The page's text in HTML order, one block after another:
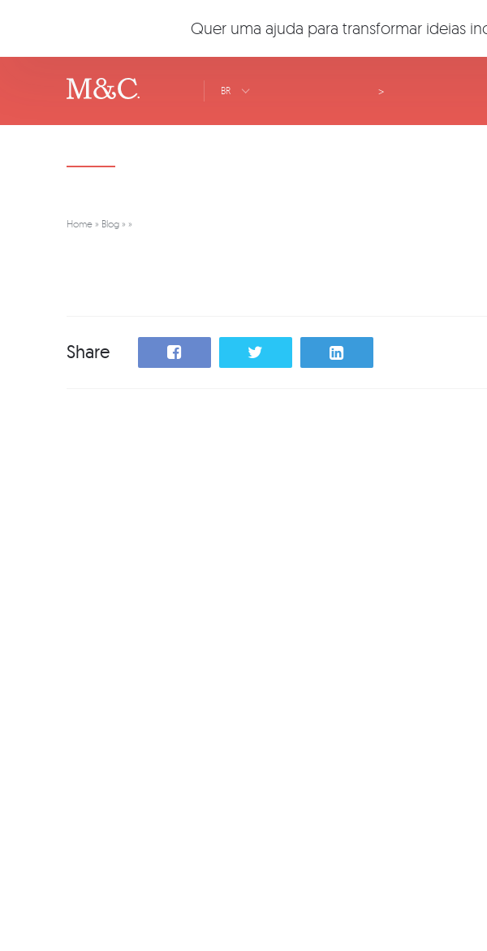
BR >
Home » Blog » »
Share
Quer uma ajuda para transformar ideias